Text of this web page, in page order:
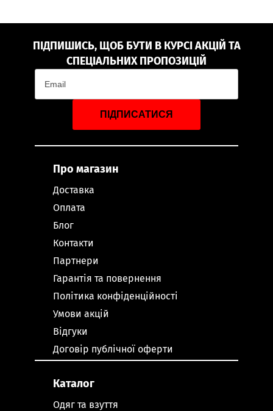
ПІДПИШИСЬ, ЩОБ БУТИ В КУРСІ АКЦІЙ ТА
СПЕЦІАЛЬНИХ ПРОПОЗИЦІЙ
ПІДПИСАТИСЯ
Про магазин
Доставка
Оплата
Блог
Контакти
Партнери
Гарантія та повернення
Політика конфіденційності
Умови акцій
Відгуки
Договір публічної оферти
Каталог
Одяг та взуття